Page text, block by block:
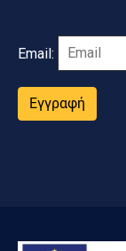
Email:
Εγγραφή